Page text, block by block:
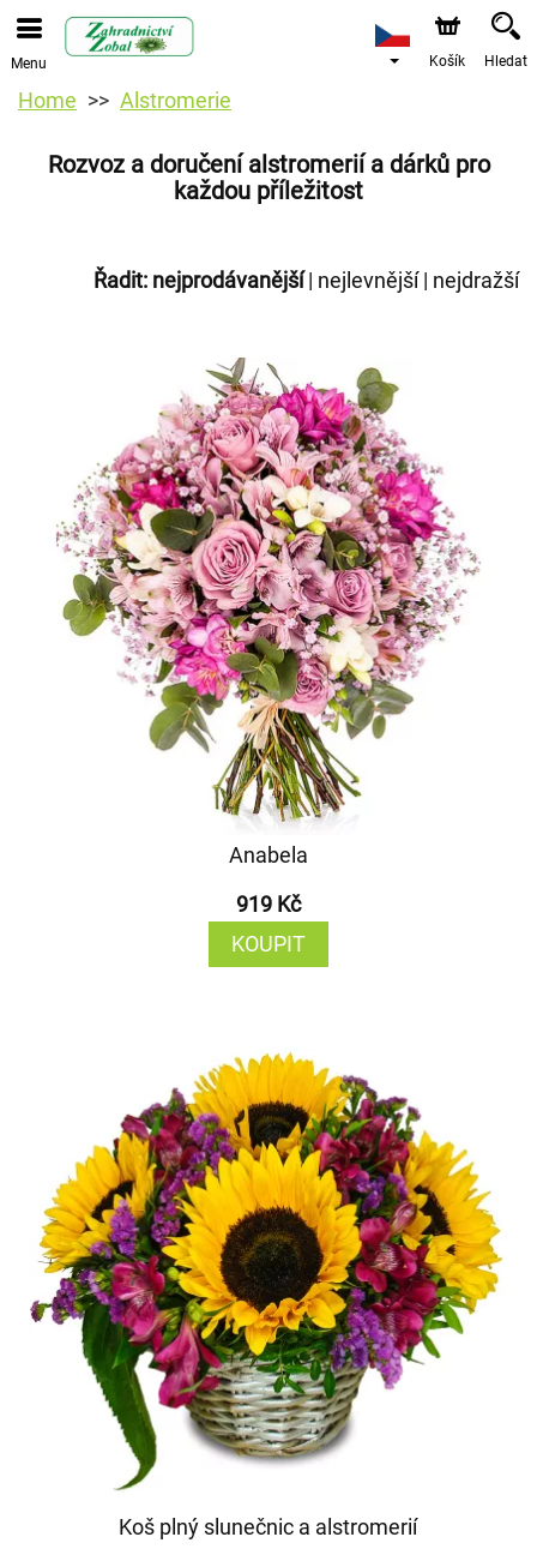
Menu Košík Hledat
Home Alstromerie
Rozvoz a doručení alstromerií a dárků pro
každou příležitost
Řadit: nejprodávanější| nejlevnější| nejdražší
Anabela
919 Kč
KOUPIT
Koš plný slunečnic a alstromerií